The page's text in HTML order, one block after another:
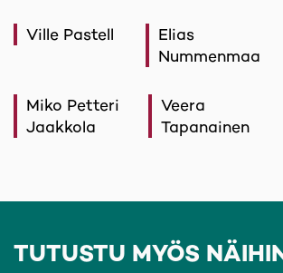
Ville Pastell
Elias
Nummenmaa
Miko Petteri
Jaakkola
Veera
Tapanainen
TUTUSTU MYÖS